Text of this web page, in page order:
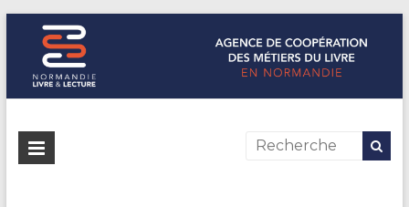
Normandie Livre & Lecture
L'agence de coopération des métiers du livre en Normandie